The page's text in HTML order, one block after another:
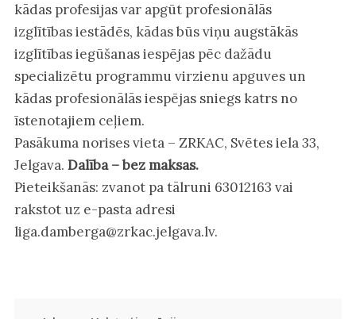
kādas profesijas var apgūt profesionālās
izglītības iestādēs, kādas būs viņu augstākās
izglītības iegūšanas iespējas pēc dažādu
specializētu programmu virzienu apguves un
kādas profesionālās iespējas sniegs katrs no
īstenotajiem ceļiem.
Pasākuma norises vieta – ZRKAC, Svētes iela 33,
Jelgava. Dalība – bez maksas.
Pieteikšanās: zvanot pa tālruni 63012163 vai
rakstot uz e-pasta adresi
liga.damberga@zrkac.jelgava.lv.